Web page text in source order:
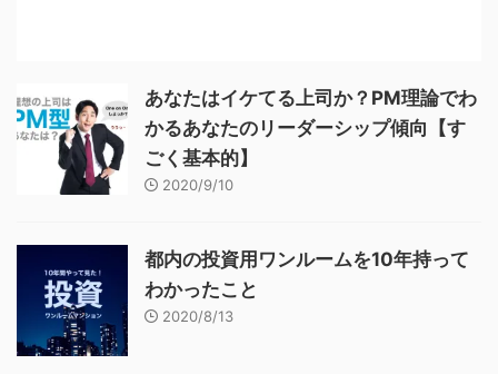
あなたはイケてる上司か？PM理論でわ
かるあなたのリーダーシップ傾向【す
ごく基本的】
2020/9/10
都内の投資用ワンルームを10年持って
わかったこと
2020/8/13